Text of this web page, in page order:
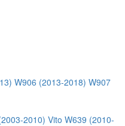
W906 (2013-2018) W907
2010) Vito W639 (2010-